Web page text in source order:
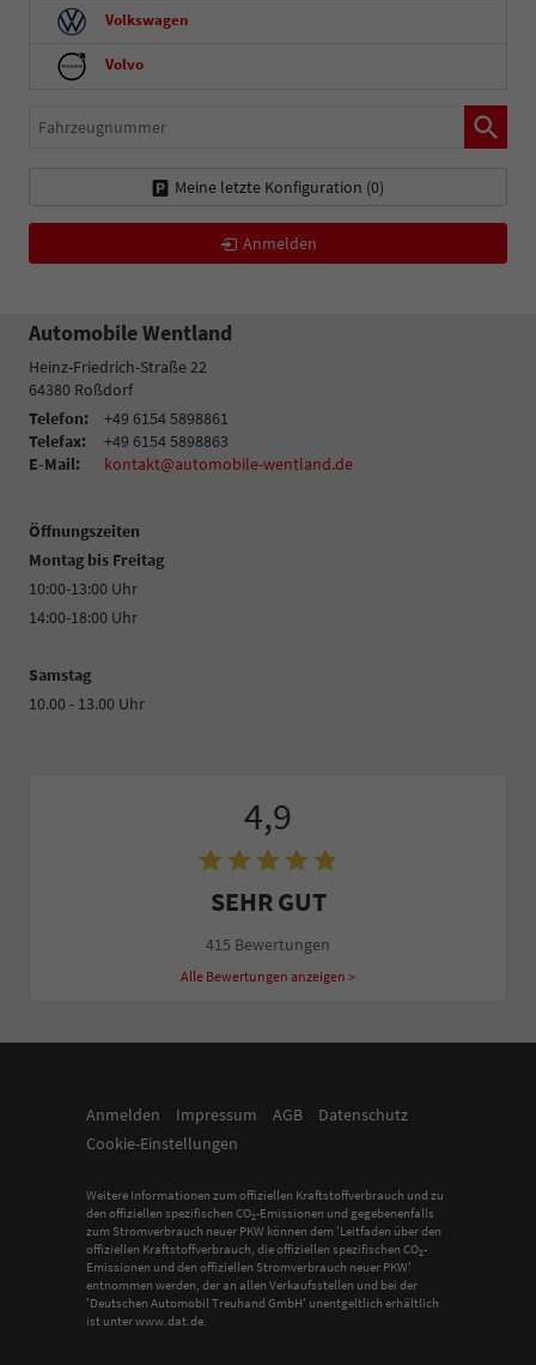
Volkswagen
Volvo
Fahrzeugnummer
Meine letzte Konfiguration (0)
Anmelden
Automobile Wentland
Heinz-Friedrich-Straße 22
64380 Roßdorf
Telefon:
+49 6154 5898861
Telefax:
+49 6154 5898863
E-Mail:
kontakt@automobile-wentland.de
Öffnungszeiten
Montag bis Freitag
10:00-13:00 Uhr
14:00-18:00 Uhr
Samstag
10.00 - 13.00 Uhr
4,9
SEHR GUT
415 Bewertungen
Alle Bewertungen anzeigen >
Anmelden Impressum AGB
Datenschutz
Cookie-Einstellungen
Weitere Informationen zum offiziellen Kraftstoffverbrauch und zu
den offiziellen spezifischen CO2-Emissionen und gegebenenfalls
zum Stromverbrauch neuer PKW können dem 'Leitfaden über den
offiziellen Kraftstoffverbrauch, die offiziellen spezifischen CO2-
Emissionen und den offiziellen Stromverbrauch neuer PKW'
entnommen werden, der an allen Verkaufsstellen und bei der
'Deutschen Automobil Treuhand GmbH' unentgeltlich erhältlich
ist unter www.dat.de.